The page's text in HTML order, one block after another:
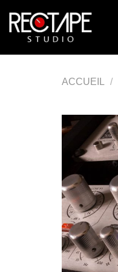
contenu
ACCUEIL /